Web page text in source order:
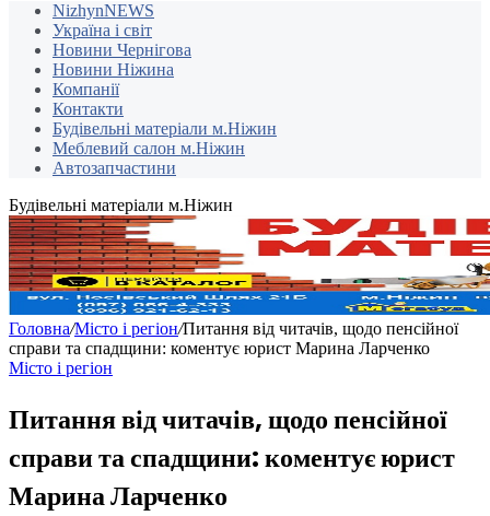
NizhynNEWS
Україна і світ
Новини Чернігова
Новини Ніжина
Компанії
Контакти
Будівельні матеріали м.Ніжин
Меблевий салон м.Ніжин
Автозапчастини
Будівельні матеріали м.Ніжин
Головна/Місто і регіон/Питання від читачів, щодо пенсійної
справи та спадщини: коментує юрист Марина Ларченко
Місто і регіон
Питання від читачів, щодо пенсійної
справи та спадщини: коментує юрист
Марина Ларченко